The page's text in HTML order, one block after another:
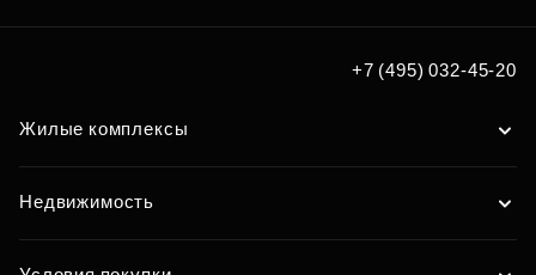
+7 (495) 032-45-20
Жилые комплексы
Недвижимость